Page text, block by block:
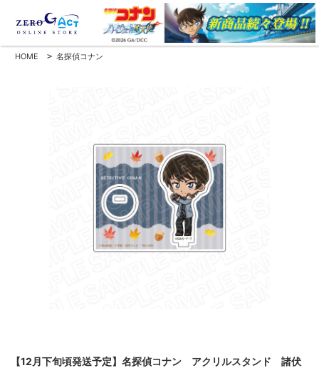
HOME > 名探偵コナン
【12月下旬頃発送予定】名探偵コナン アクリルスタンド 諸伏